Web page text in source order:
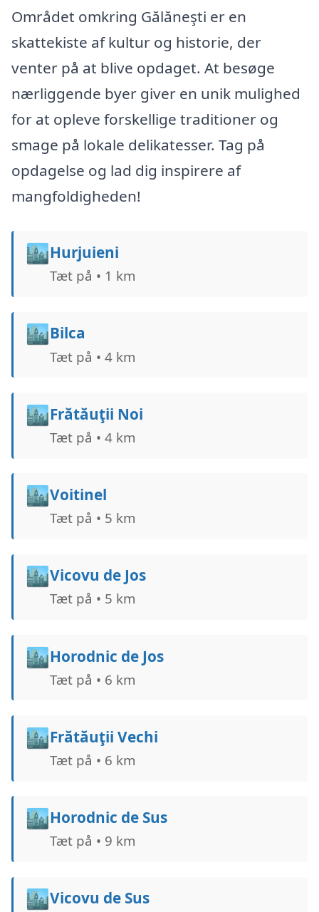
Området omkring Gălăneşti er en
skattekiste af kultur og historie, der
venter på at blive opdaget. At besøge
nærliggende byer giver en unik mulighed
for at opleve forskellige traditioner og
smage på lokale delikatesser. Tag på
opdagelse og lad dig inspirere af
mangfoldigheden!
🏙️Hurjuieni
Tæt på • 1 km
🏙️Bilca
Tæt på • 4 km
🏙️Frătăuţii Noi
Tæt på • 4 km
🏙️Voitinel
Tæt på • 5 km
🏙️Vicovu de Jos
Tæt på • 5 km
🏙️Horodnic de Jos
Tæt på • 6 km
🏙️Frătăuţii Vechi
Tæt på • 6 km
🏙️Horodnic de Sus
Tæt på • 9 km
🏙️Vicovu de Sus